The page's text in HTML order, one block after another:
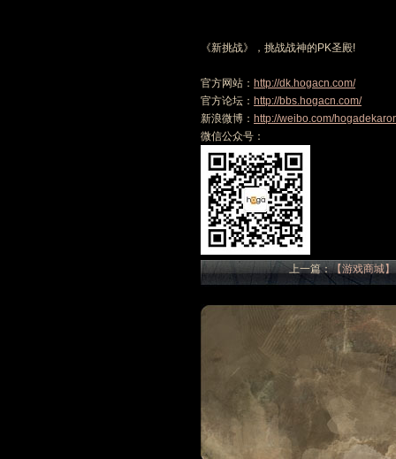
《新挑战》，挑战战神的PK圣殿!
官方网站： http://dk.hogacn.com/
官方论坛： http://bbs.hogacn.com/
新浪微博： http://weibo.com/
微信公众号：
上一篇：【游戏商城